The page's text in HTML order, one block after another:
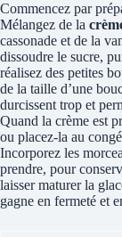
Commencez par
Mélangez de la
cassonade et de la
dissoudre le sucre,
réalisez des petites
de la taille d’une
durcissent trop et
Quand la crème est
ou placez-la au
Incorporez les
prendre, pour
laisser maturer la
gagne en fermeté et